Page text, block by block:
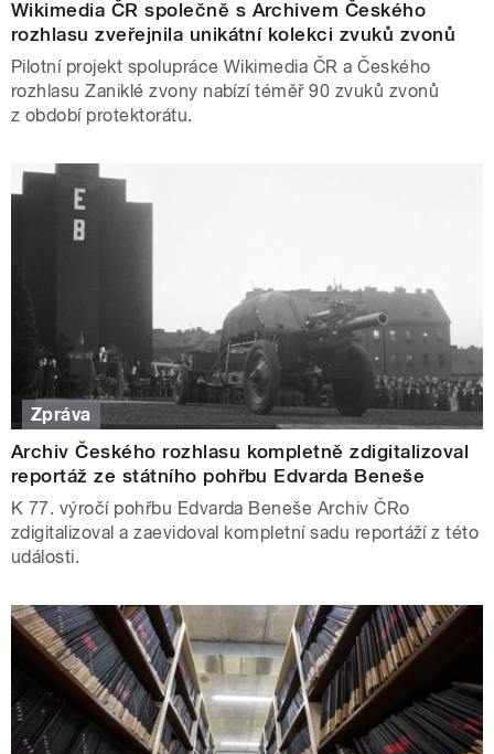
Wikimedia ČR společně s Archivem Českého
rozhlasu zveřejnila unikátní kolekci zvuků zvonů
Pilotní projekt spolupráce Wikimedia ČR a Českého
rozhlasu Zaniklé zvony nabízí téměř 90 zvuků zvonů
z období protektorátu.
Zpráva
Archiv Českého rozhlasu kompletně zdigitalizoval
reportáž ze státního pohřbu Edvarda Beneše
K 77. výročí pohřbu Edvarda Beneše Archiv ČRo
zdigitalizoval a zaevidoval kompletní sadu reportáží z této
události.